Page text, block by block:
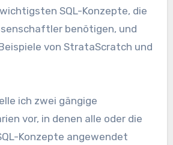
SQL-Konzepte, die
benötigen, und
von StrataScratch und
ich zwei gängige
vor, in denen alle oder die
Konzepte angewendet